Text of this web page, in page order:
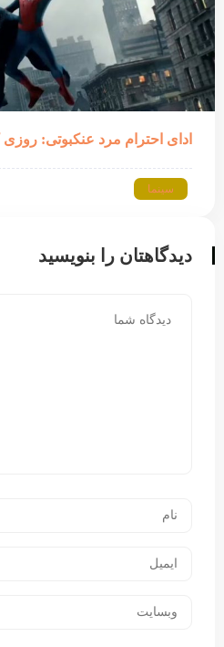
ادای احترام مرد عنکبوتی: روزی
سینما
دیدگاهتان را بنویسید